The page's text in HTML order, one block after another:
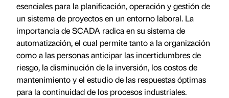
esenciales para la planificación, operación y gestión de
un sistema de proyectos en un entorno laboral. La
importancia de SCADA radica en su sistema de
automatización, el cual permite tanto a la organización
como a las personas anticipar las incertidumbres de
riesgo, la disminución de la inversión, los costos de
mantenimiento y el estudio de las respuestas óptimas
para la continuidad de los procesos industriales.